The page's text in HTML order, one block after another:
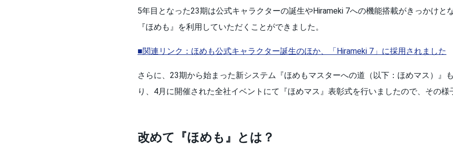
5年目となった23期は公式キャラクターの誕生やHirameki 7への機能搭載がきっかけと
『ほめも』を利用していただくことができました。
■関連リンク：ほめも公式キャラクター誕生のほか、「Hirameki 7」に採用されました
さらに、23期から始まった新システム『ほめもマスターへの道（以下：ほめマス）』
り、4月に開催された全社イベントにて『ほめマス』表彰式を行いましたので、その様
改めて『ほめも』とは？